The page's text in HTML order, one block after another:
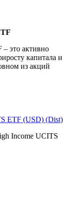
это активно
капитала и
из акций
ETF (USD) (Dist)
Income UCITS